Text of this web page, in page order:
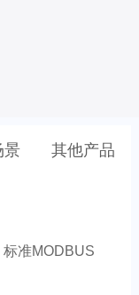
景 其他产品
准MODBUS